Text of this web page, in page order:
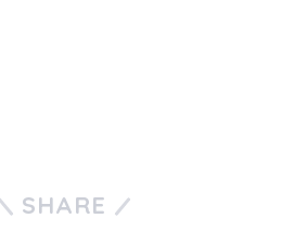
SHARE